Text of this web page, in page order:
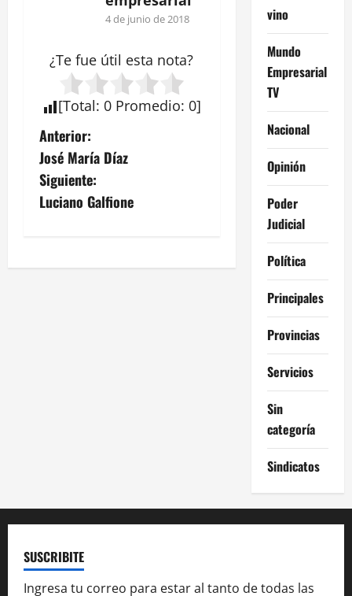
4 de junio de 2018
¿Te fue útil esta nota?
[Total: 0 Promedio: 0]
N
a
v
g
e
e
n
Anterior:
José María Díaz
Siguiente:
Luciano Galfione
vino
Mundo
Empresarial
TV
Nacional
Opinión
Poder
Judicial
Política
Principales
Provincias
Servicios
Sin
categoría
Sindicatos
SUSCRIBITE
Ingresa tu correo para estar al tanto de todas las